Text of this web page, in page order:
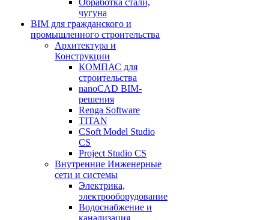
Обработка стали,
чугуна
BIM для гражданского и
промышленного строительства
Архитектура и
Конструкции
КОМПАС для
строительства
nanoCAD BIM-
решения
Renga Software
TITAN
CSoft Model Studio
CS
Project Studio CS
Внутренние Инженерные
сети и системы
Электрика,
электрооборудование
Водоснабжение и
канализация